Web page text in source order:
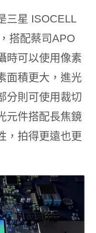
三星 ISOCELL
搭配蔡司APO
時可以使用像素
面積更大，進光
分則可使用裁切
元件搭配長焦鏡
，拍得更遠也更